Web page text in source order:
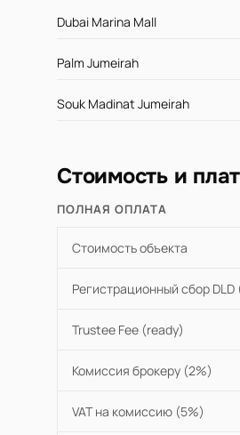
Dubai Marina Mall
Palm Jumeirah
Souk Madinat Jumeirah
Стоимость и
ПОЛНАЯ ОПЛАТА
Стоимость объекта
Регистрационный сбор DLD
Trustee Fee (ready)
Комиссия брокеру (2%)
VAT на комиссию (5%)